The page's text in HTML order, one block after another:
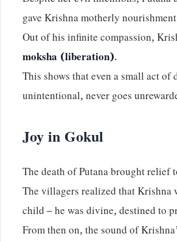
gave Krishna motherly
Out of his infinite compassion,
moksha (liberation).
This shows that even a small act
unintentional, never goes
Joy in Gokul
The death of Putana brought relief
The villagers realized that Krishna
child – he was divine, destined to
From then on, the sound of